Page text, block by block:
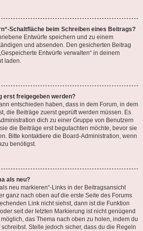
Schaltfläche beim Schreiben eines Beitrags?
Entwürfe speichern und zu einem
und absenden. Den gesicherten Beitrag
Entwürfe verwalten“ in deinem
laden.
erst freigegeben werden?
entschieden haben, dass in dem Forum, in dem
die Beiträge zuerst geprüft werden müssen. Es
dich zu einer Gruppe von Benutzern
die Beiträge erst begutachten möchte, bevor sie
Bitte kontaktiere die Board-Administration, wenn
benötigst.
als neu?
neu markieren“-Links in der Beitragsansicht
ganz nach oben auf die erste Seite des Forums
Link nicht siehst, dann ist die Funktion
seit der letzten Markierung ist nicht genügend
das Thema nach oben zu holen, indem du
Stelle jedoch sicher, dass du die Regeln